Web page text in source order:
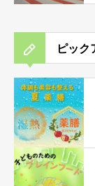
ピック